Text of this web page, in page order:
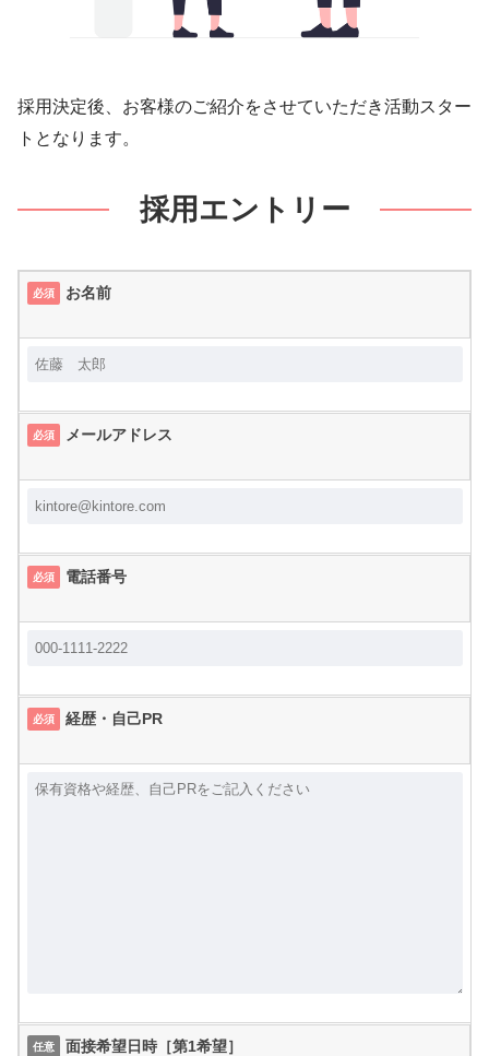
採用決定後、お客様のご紹介をさせていただき活動スター
トとなります。
採用エントリー
必須 お名前
必須 メールアドレス
必須 電話番号
必須 経歴・自己PR
任意 面接希望日時［第1希望］